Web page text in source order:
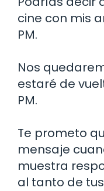
cine con mis
PM.
Nos
estaré de
PM.
Te prometo
mensaje
muestra
al tanto de